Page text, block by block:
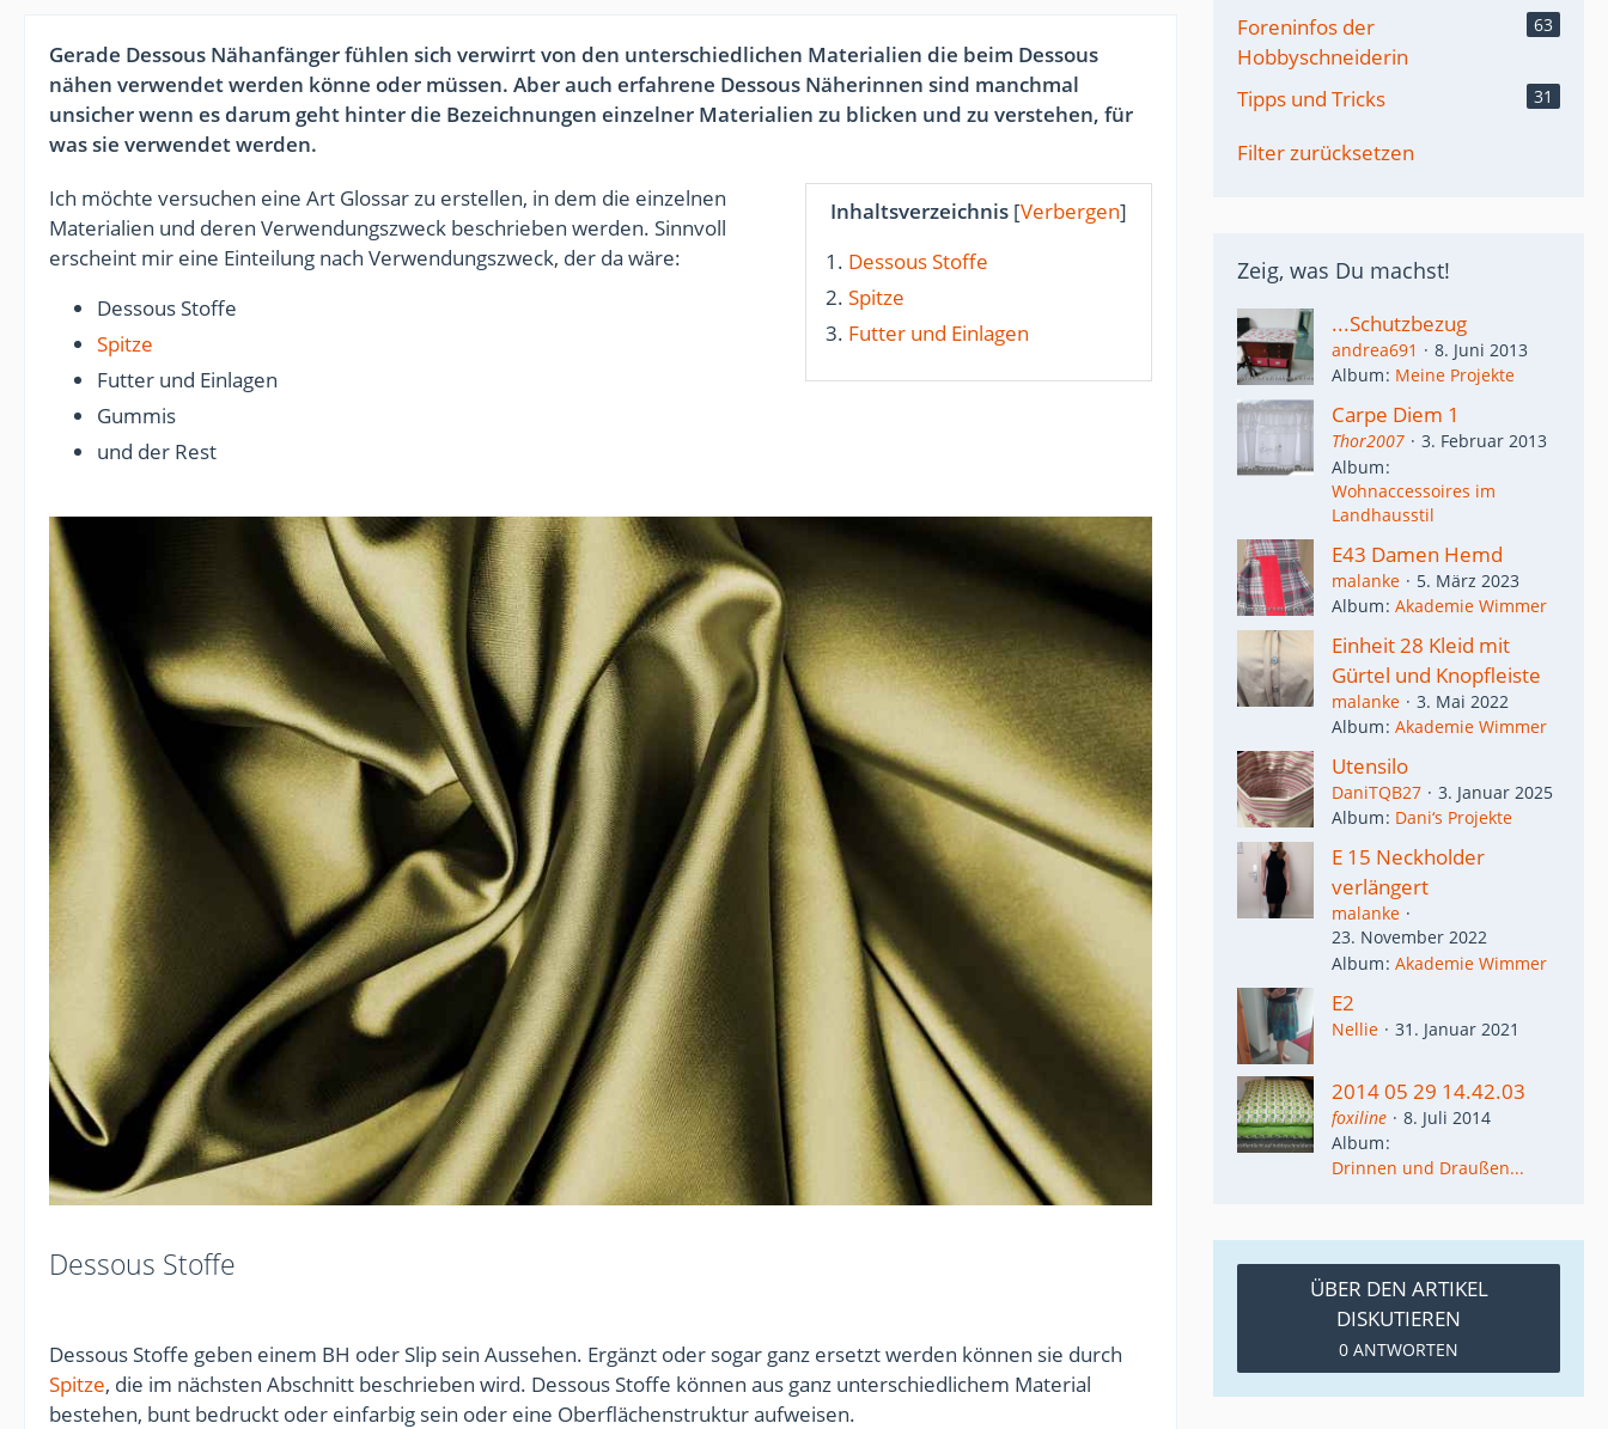
Gerade Dessous Nähanfänger fühlen sich verwirrt von den unterschiedlichen Materialien die beim Dessous
nähen verwendet werden könne oder müssen. Aber auch erfahrene Dessous Näherinnen sind manchmal
unsicher wenn es darum geht hinter die Bezeichnungen einzelner Materialien zu blicken und zu verstehen, für
was sie verwendet werden.
Inhaltsverzeichnis [Verbergen]
Dessous Stoffe
Spitze
Futter und Einlagen
Ich möchte versuchen eine Art Glossar zu erstellen, in dem die einzelnen
Materialien und deren Verwendungszweck beschrieben werden. Sinnvoll
erscheint mir eine Einteilung nach Verwendungszweck, der da wäre:
Dessous Stoffe
Spitze
Futter und Einlagen
Gummis
und der Rest
Dessous Stoffe
Dessous Stoffe geben einem BH oder Slip sein Aussehen. Ergänzt oder sogar ganz ersetzt werden können sie durch
Spitze, die im nächsten Abschnitt beschrieben wird. Dessous Stoffe können aus ganz unterschiedlichem Material
bestehen, bunt bedruckt oder einfarbig sein oder eine Oberflächenstruktur aufweisen.
Foreninfos der
Hobbyschneiderin
63
Tipps und Tricks 31
Filter zurücksetzen
Zeig, was Du machst!
...Schutzbezug
andrea691
8. Juni 2013
Album Meine Projekte
Carpe Diem 1
Thor2007
3. Februar 2013
Album
Wohnaccessoires im
Landhausstil
E43 Damen Hemd
malanke
5. März 2023
Album Akademie Wimmer
Einheit 28 Kleid mit
Gürtel und Knopfleiste
malanke
3. Mai 2022
Album Akademie Wimmer
Utensilo
DaniTQB27
3. Januar 2025
Album Dani‘s Projekte
E 15 Neckholder
verlängert
malanke
23. November 2022
Album Akademie Wimmer
E2
Nellie 31. Januar 2021
2014 05 29 14.42.03
foxiline
8. Juli 2014
Album
Drinnen und Draußen...
ÜBER DEN ARTIKEL
DISKUTIEREN
0 ANTWORTEN